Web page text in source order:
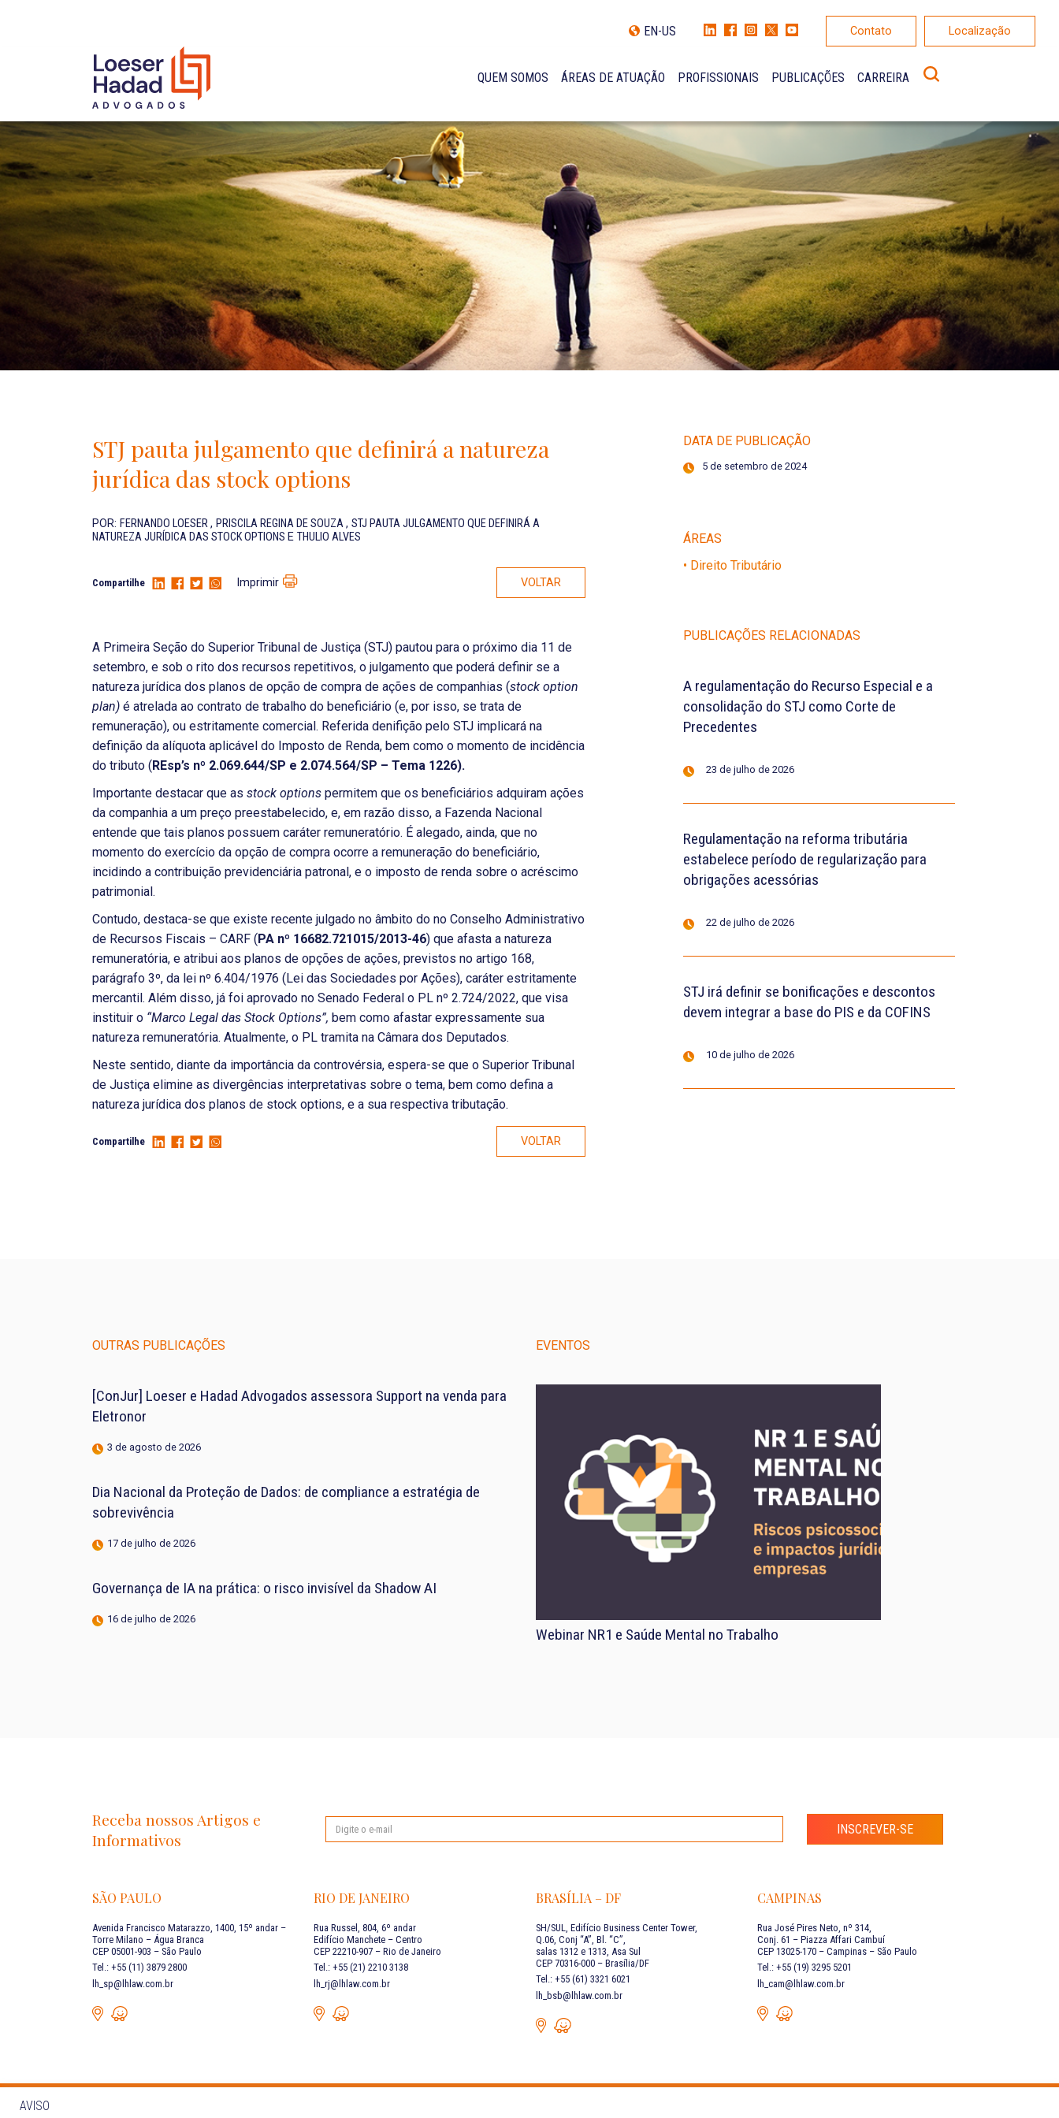
INTERNATIONAL NETWORK
PRÊMIOS
NOSSA EQUIPE
EN-US Contato Localização
QUEM SOMOS
INCLUSÃO E DIVERSIDADE
INTERNATIONAL NETWORK
PRÊMIOS
NOSSA EQUIPE
ÁREAS DE ATUAÇÃO PROFISSIONAIS PUBLICAÇÕES CARREIRA
STJ pauta julgamento que definirá a natureza
jurídica das stock options
POR: FERNANDO LOESER, PRISCILA REGINA DE SOUZA, STJ PAUTA JULGAMENTO QUE DEFINIRÁ A
NATUREZA JURÍDICA DAS STOCK OPTIONS E THULIO ALVES
Compartilhe Imprimir VOLTAR
A Primeira Seção do Superior Tribunal de Justiça (STJ) pautou para o próximo dia 11 de
setembro, e sob o rito dos recursos repetitivos, o julgamento que poderá definir se a
natureza jurídica dos planos de opção de compra de ações de companhias (stock option
plan) é atrelada ao contrato de trabalho do beneficiário (e, por isso, se trata de
remuneração), ou estritamente comercial. Referida denifição pelo STJ implicará na
definição da alíquota aplicável do Imposto de Renda, bem como o momento de incidência
do tributo (REsp’s nº 2.069.644/SP e 2.074.564/SP – Tema 1226).
Importante destacar que as stock options permitem que os beneficiários adquiram ações
da companhia a um preço preestabelecido, e, em razão disso, a Fazenda Nacional
entende que tais planos possuem caráter remuneratório. É alegado, ainda, que no
momento do exercício da opção de compra ocorre a remuneração do beneficiário,
incidindo a contribuição previdenciária patronal, e o imposto de renda sobre o acréscimo
patrimonial.
Contudo, destaca-se que existe recente julgado no âmbito do no Conselho Administrativo
de Recursos Fiscais – CARF (PA nº 16682.721015/2013-46) que afasta a natureza
remuneratória, e atribui aos planos de opções de ações, previstos no artigo 168,
parágrafo 3º, da lei nº 6.404/1976 (Lei das Sociedades por Ações), caráter estritamente
mercantil. Além disso, já foi aprovado no Senado Federal o PL nº 2.724/2022, que visa
instituir o “Marco Legal das Stock Options”, bem como afastar expressamente sua
natureza remuneratória. Atualmente, o PL tramita na Câmara dos Deputados.
Neste sentido, diante da importância da controvérsia, espera-se que o Superior Tribunal
de Justiça elimine as divergências interpretativas sobre o tema, bem como defina a
natureza jurídica dos planos de stock options, e a sua respectiva tributação.
Compartilhe VOLTAR
DATA DE PUBLICAÇÃO
5 de setembro de 2024
ÁREAS
• Direito Tributário
PUBLICAÇÕES RELACIONADAS
A regulamentação do Recurso Especial e a
consolidação do STJ como Corte de
Precedentes
23 de julho de 2026
Regulamentação na reforma tributária
estabelece período de regularização para
obrigações acessórias
22 de julho de 2026
STJ irá definir se bonificações e descontos
devem integrar a base do PIS e da COFINS
10 de julho de 2026
OUTRAS PUBLICAÇÕES
[ConJur] Loeser e Hadad Advogados assessora Support na venda para
Eletronor
3 de agosto de 2026
Dia Nacional da Proteção de Dados: de compliance a estratégia de
sobrevivência
17 de julho de 2026
Governança de IA na prática: o risco invisível da Shadow AI
16 de julho de 2026
EVENTOS
Webinar NR1 e Saúde Mental no Trabalho
Receba nossos Artigos e
Informativos
INSCREVER-SE
SÃO PAULO
Avenida Francisco Matarazzo, 1400, 15º andar –
Torre Milano – Água Branca
CEP 05001-903 – São Paulo
Tel.: +55 (11) 3879 2800
lh_sp@lhlaw.com.br
RIO DE JANEIRO
Rua Russel, 804, 6º andar
Edifício Manchete – Centro
CEP 22210-907 – Rio de Janeiro
Tel.: +55 (21) 2210 3138
lh_rj@lhlaw.com.br
BRASÍLIA – DF
SH/SUL, Edifício Business Center Tower,
Q.06, Conj “A”, Bl. “C”,
salas 1312 e 1313, Asa Sul
CEP 70316-000 – Brasília/DF
Tel.: +55 (61) 3321 6021
lh_bsb@lhlaw.com.br
CAMPINAS
Rua José Pires Neto, nº 314,
Conj. 61 – Piazza Affari Cambuí
CEP 13025-170 – Campinas – São Paulo
Tel.: +55 (19) 3295 5201
lh_cam@lhlaw.com.br
AVISO